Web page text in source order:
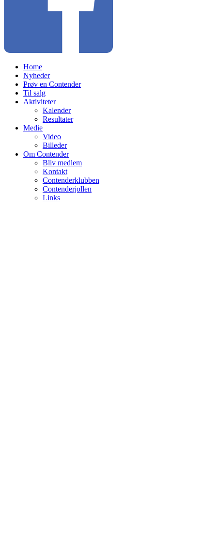
Home
Nyheder
Prøv en Contender
Til salg
Aktiviteter
Kalender
Resultater
Medie
Video
Billeder
Om Contender
Bliv medlem
Kontakt
Contenderklubben
Contenderjollen
Links